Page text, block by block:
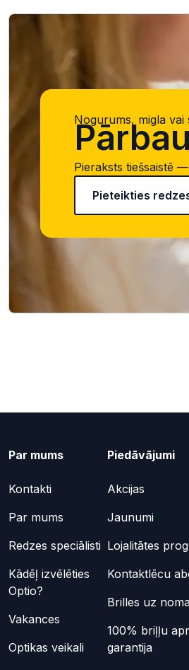
Nogurums, migla vai
Pieraksts tiešsaistē
Pieteikties
Par mums
Kontakti
Par mums
Redzes speciālisti
Kādēļ izvēlēties
Optio?
Vakances
Optikas veikali
Piedāvājumi
Akcijas
Jaunumi
Lojalitātes
Kontaktlēcu
Brilles uz
100% briļļu
garantija